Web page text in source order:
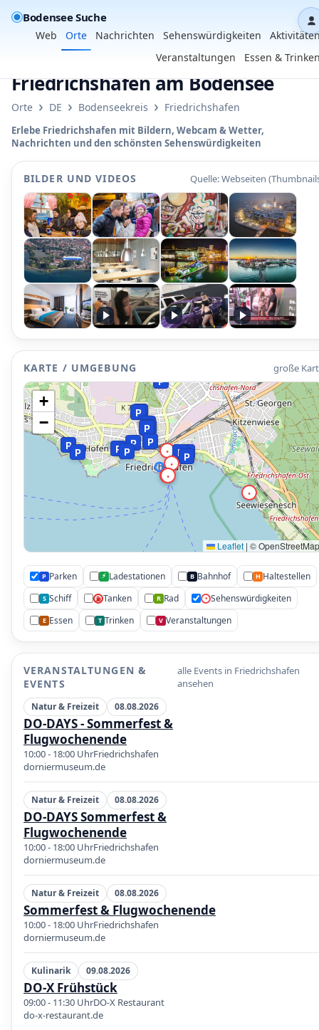
Bodensee Suche
Web Orte Nachrichten Sehenswürdigkeiten
Veranstaltungen
Essen &
Friedrichshafen am Bodensee
Orte › DE › Bodenseekreis › Friedrichshafen
Erlebe Friedrichshafen mit Bildern, Webcam & Wetter,
Nachrichten und den schönsten Sehenswürdigkeiten
BILDER UND VIDEOS Quelle: Webseiten
KARTE / UMGEBUNG große
P
P
P
P P
P
PP
P
P
P
P
P
P
P
••
•
•
•
•
+
−
Leaflet | © OpenStreetMap
P Parken ⚡ Ladestationen B Bahnhof H Haltestellen
S Schiff ⛽ Tanken R Rad • Sehenswürdigkeiten
E Essen T Trinken V Veranstaltungen
VERANSTALTUNGEN &
EVENTS
alle Events in Friedrichshafen
ansehen
Natur & Freizeit 08.08.2026
DO-DAYS - Sommerfest &
Flugwochenende
10:00 - 18:00 UhrFriedrichshafen
dorniermuseum.de
Natur & Freizeit 08.08.2026
DO-DAYS Sommerfest &
Flugwochenende
10:00 - 18:00 UhrFriedrichshafen
dorniermuseum.de
Natur & Freizeit 08.08.2026
Sommerfest & Flugwochenende
10:00 - 18:00 UhrFriedrichshafen
dorniermuseum.de
Kulinarik 09.08.2026
DO-X Frühstück
09:00 - 11:30 UhrDO-X Restaurant
do-x-restaurant.de